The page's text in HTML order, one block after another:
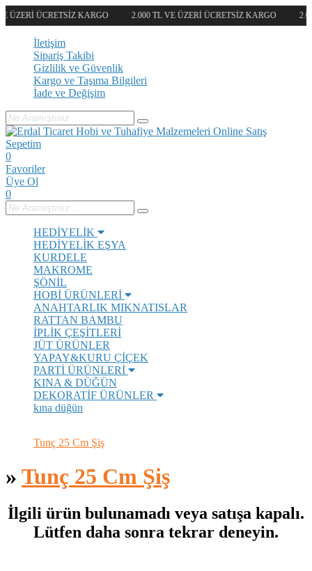
ÜZERİ ÜCRETSİZ KARGO 2.000 TL VE ÜZERİ ÜCRETSİZ KARGO
İletişim
Sipariş Takibi
Gizlilik ve Güvenlik
Kargo ve Taşıma Bilgileri
İade ve Değişim
Sepetim
0
Favoriler
Üye Ol
0
HEDİYELİK
HEDİYELİK EŞYA
KURDELE
MAKROME
ŞÖNİL
HOBİ ÜRÜNLERİ
ANAHTARLIK MIKNATISLAR
RATTAN BAMBU
İPLİK ÇEŞİTLERİ
JÜT ÜRÜNLER
YAPAY&KURU ÇİÇEK
PARTİ ÜRÜNLERİ
KINA & DÜĞÜN
DEKORATİF ÜRÜNLER
kına düğün
Tunç 25 Cm Şiş
» Tunç 25 Cm Şiş
İlgili ürün bulunamadı veya satışa kapalı.
Lütfen daha sonra tekrar deneyin.